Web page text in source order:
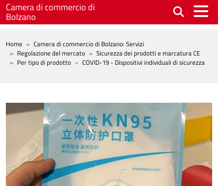
Salta al contenuto principale
Camera di commercio di
Bolzano
BREADCRUMB
Home
Camera di commercio di Bolzano: Servizi
Regolazione del mercato
Sicurezza dei prodotti e marcatura CE
Per tipo di prodotto
COVID-19 - Dispositivi individuali di sicurezza